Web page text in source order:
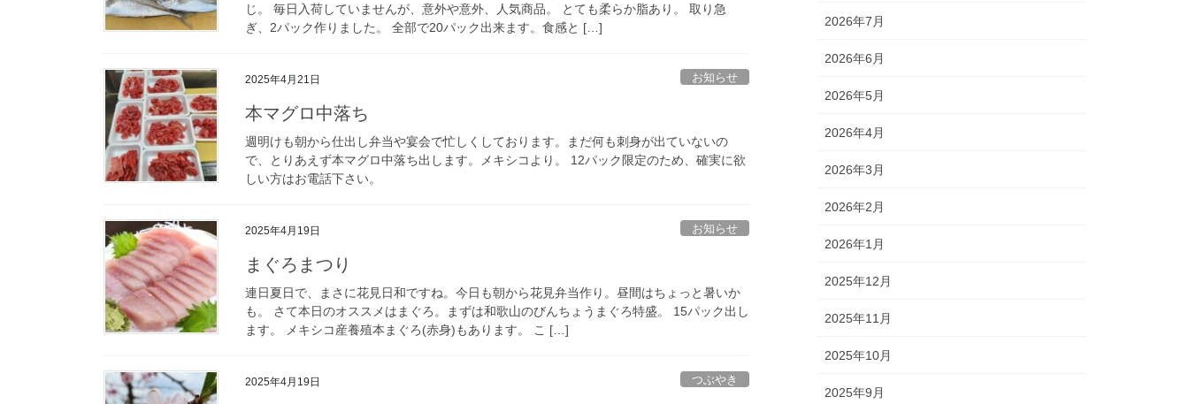
じ。 毎日入荷していませんが、意外や意外、人気商品。 とても柔らか脂あり。 取り急
ぎ、2パック作りました。 全部で20パック出来ます。食感と […]
2025年4月21日 お知らせ
本マグロ中落ち
週明けも朝から仕出し弁当や宴会で忙しくしております。まだ何も刺身が出ていないの
で、とりあえず本マグロ中落ち出します。メキシコより。 12パック限定のため、確実に欲
しい方はお電話下さい。
2025年4月19日 お知らせ
まぐろまつり
連日夏日で、まさに花見日和ですね。今日も朝から花見弁当作り。昼間はちょっと暑いか
も。 さて本日のオススメはまぐろ。まずは和歌山のびんちょうまぐろ特盛。 15パック出し
ます。 メキシコ産養殖本まぐろ(赤身)もあります。 こ […]
2025年4月19日 つぶやき
2026年7月
2026年6月
2026年5月
2026年4月
2026年3月
2026年2月
2026年1月
2025年12月
2025年11月
2025年10月
2025年9月